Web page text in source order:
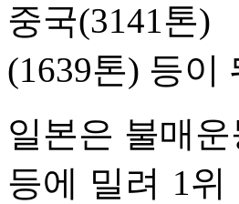
중국(3141톤
(1639톤) 등이
일본은 불매
등에 밀려 1